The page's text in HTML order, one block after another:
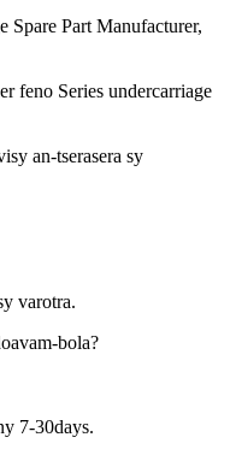
Spare Part Manufacturer,
feno Series undercarriage
an-tserasera sy
varotra.
bola?
7-30days.